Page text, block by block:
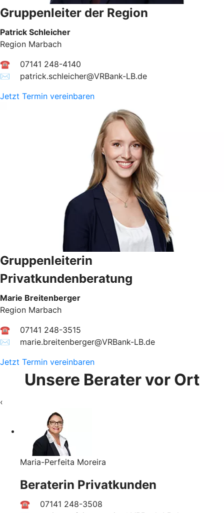
Gruppenleiter der Region
Patrick Schleicher
Region Marbach
☎ 07141 248-4140
✉︎ patrick.schleicher@VRBank-LB.de
Jetzt Termin vereinbaren
Gruppenleiterin
Privatkundenberatung
Marie Breitenberger
Region Marbach
☎ 07141 248-3515
✉︎ marie.breitenberger@VRBank-LB.de
Jetzt Termin vereinbaren
Unsere Berater vor Ort
‹
Maria-Perfeita Moreira
Beraterin Privatkunden
☎ 07141 248-3508